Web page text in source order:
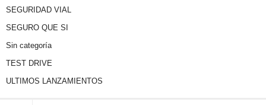
SEGURIDAD VIAL
SEGURO QUE SI
Sin categoría
TEST DRIVE
ULTIMOS LANZAMIENTOS